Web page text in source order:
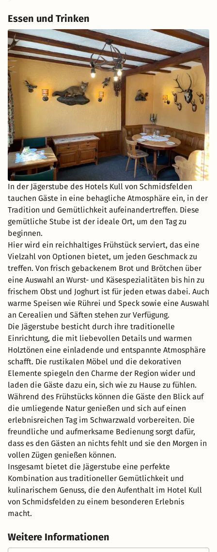
Essen und Trinken
In der Jägerstube des Hotels Kull von Schmidsfelden
tauchen Gäste in eine behagliche Atmosphäre ein, in der
Tradition und Gemütlichkeit aufeinandertreffen. Diese
gemütliche Stube ist der ideale Ort, um den Tag zu
beginnen.
Hier wird ein reichhaltiges Frühstück serviert, das eine
Vielzahl von Optionen bietet, um jeden Geschmack zu
treffen. Von frisch gebackenem Brot und Brötchen über
eine Auswahl an Wurst- und Käsespezialitäten bis hin zu
frischem Obst und Joghurt ist für jeden etwas dabei. Auch
warme Speisen wie Rührei und Speck sowie eine Auswahl
an Cerealien und Säften stehen zur Verfügung.
Die Jägerstube besticht durch ihre traditionelle
Einrichtung, die mit liebevollen Details und warmen
Holztönen eine einladende und entspannte Atmosphäre
schafft. Die rustikalen Möbel und die dekorativen
Elemente spiegeln den Charme der Region wider und
laden die Gäste dazu ein, sich wie zu Hause zu fühlen.
Während des Frühstücks können die Gäste den Blick auf
die umliegende Natur genießen und sich auf einen
erlebnisreichen Tag im Schwarzwald vorbereiten. Die
freundliche und aufmerksame Bedienung sorgt dafür,
dass es den Gästen an nichts fehlt und sie den Morgen in
vollen Zügen genießen können.
Insgesamt bietet die Jägerstube eine perfekte
Kombination aus traditioneller Gemütlichkeit und
kulinarischem Genuss, die den Aufenthalt im Hotel Kull
von Schmidsfelden zu einem besonderen Erlebnis
macht.
Weitere Informationen